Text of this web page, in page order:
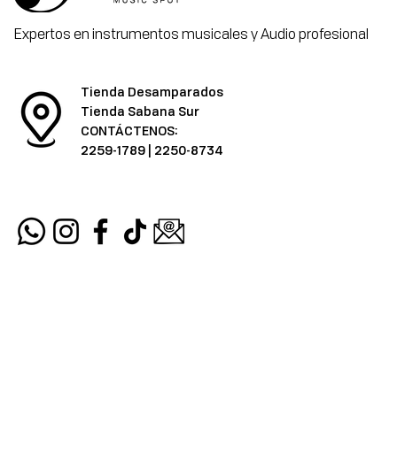
Expertos en instrumentos musicales y Audio profesional
Tienda Desamparados
Tienda Sabana Sur
CONTÁCTENOS:
2259-1789 | 2250-8734